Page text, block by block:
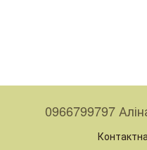
0966799797